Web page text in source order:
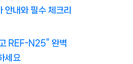
안내와 필수 체크리
REF-N25” 완벽
세요